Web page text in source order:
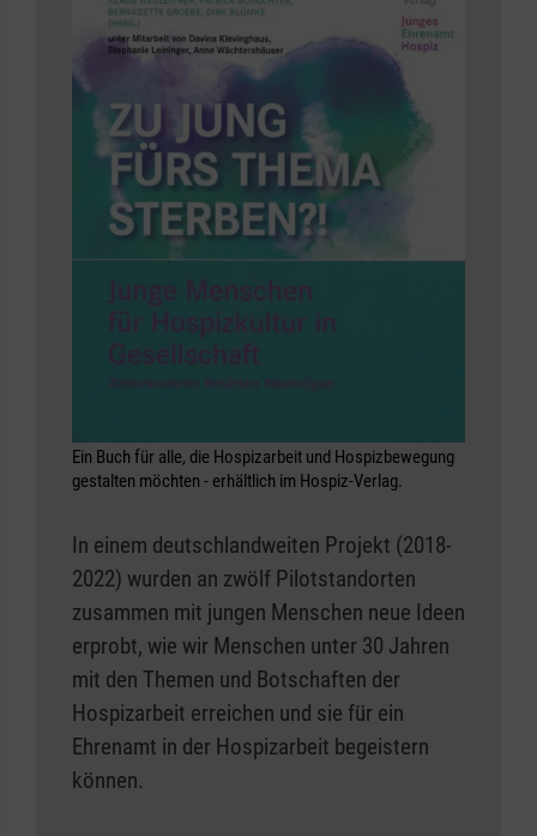
Ein Buch für alle, die Hospizarbeit und Hospizbewegung
gestalten möchten - erhältlich im Hospiz-Verlag.
In einem deutschlandweiten Projekt (2018-
2022) wurden an zwölf Pilotstandorten
zusammen mit jungen Menschen neue Ideen
erprobt, wie wir Menschen unter 30 Jahren
mit den Themen und Botschaften der
Hospizarbeit erreichen und sie für ein
Ehrenamt in der Hospizarbeit begeistern
können.